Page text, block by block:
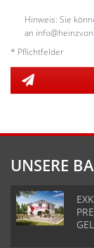
Hinweis: Sie
an
* Pflichtfelder
UNSERE